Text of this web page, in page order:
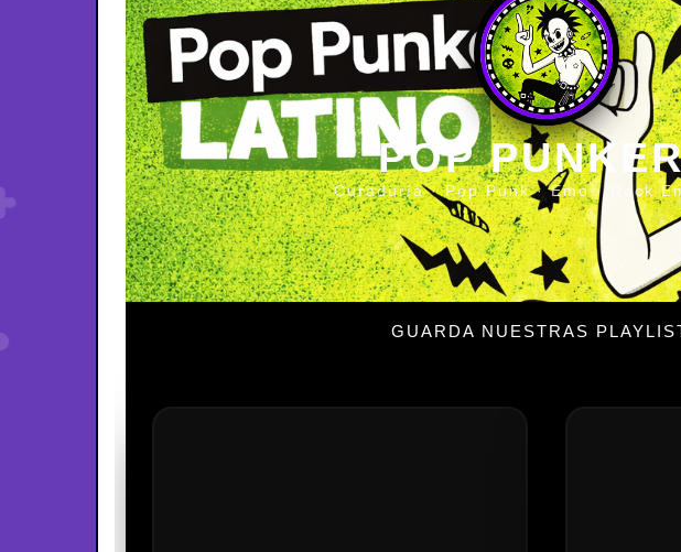
POP
Curaduría · Pop Punk · Emo · Rock
GUARDA NUESTRAS